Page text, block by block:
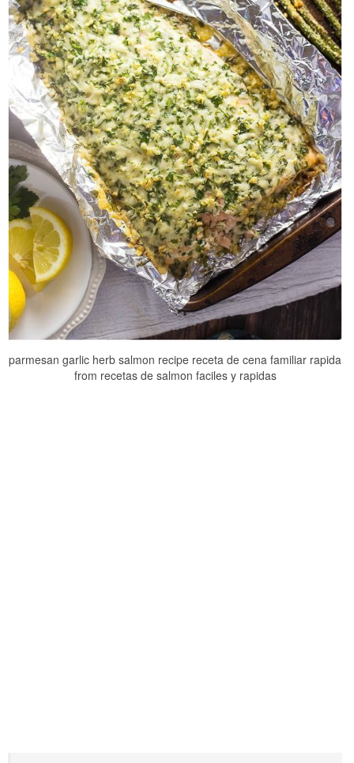
parmesan garlic herb salmon recipe receta de cena familiar rapida
from recetas de salmon faciles y rapidas